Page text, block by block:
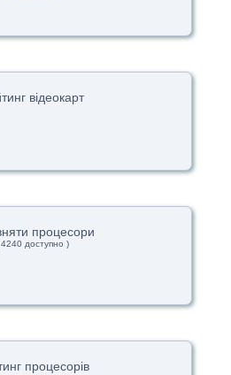
відеокарт
процесори
4240 доступно )
процесорів